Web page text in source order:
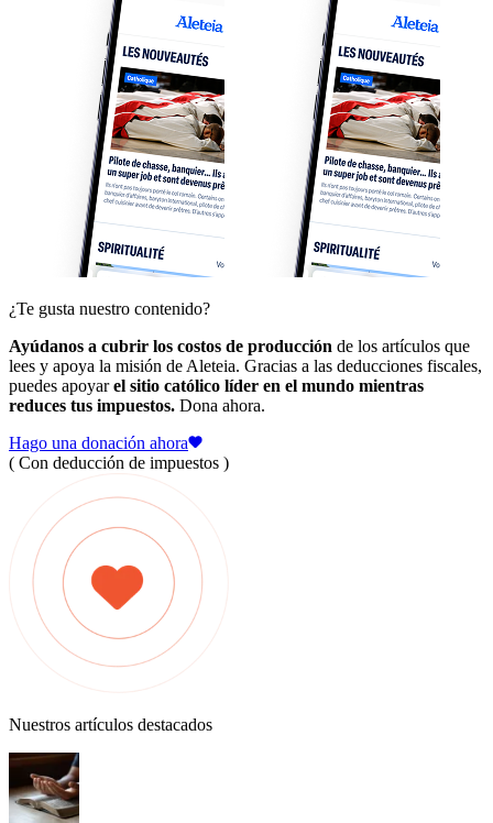
¿Te gusta nuestro contenido?
Ayúdanos a cubrir los costos de producción de los artículos que
lees y apoya la misión de Aleteia. Gracias a las deducciones fiscales,
puedes apoyarel sitio católico líder en el mundo mientras
reduces tus impuestos. Dona ahora.
Hago una donación ahora
( Con deducción de impuestos )
Nuestros artículos destacados